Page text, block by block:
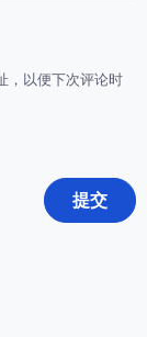
，以便下次评论时